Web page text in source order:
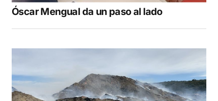
Óscar Mengual da un paso al lado